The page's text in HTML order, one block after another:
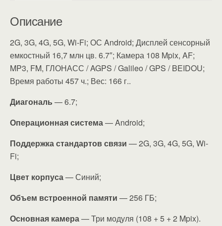
Описание
2G, 3G, 4G, 5G, Wi-Fi; ОС Android; Дисплей сенсорный
емкостный 16,7 млн цв. 6.7″; Камера 108 Mpix, AF;
MP3, FM, ГЛОНАСС / AGPS / Galileo / GPS / BEIDOU;
Время работы 457 ч.; Вес: 166 г..
Диагональ — 6.7;
Операционная система— Android;
Поддержка стандартов связи — 2G, 3G, 4G, 5G, Wi-
Fi;
Цвет корпуса— Синий;
Объем встроенной памяти — 256 ГБ;
Основная камера— Три модуля (108 + 5 + 2 Mpix).